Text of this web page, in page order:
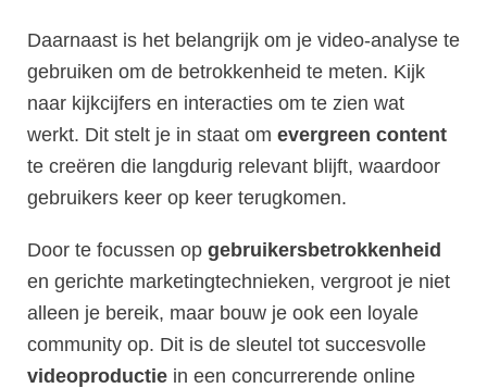
Daarnaast is het belangrijk om je video-analyse te
gebruiken om de betrokkenheid te meten. Kijk
naar kijkcijfers en interacties om te zien wat
werkt. Dit stelt je in staat om evergreen content
te creëren die langdurig relevant blijft, waardoor
gebruikers keer op keer terugkomen.
Door te focussen op gebruikersbetrokkenheid
en gerichte marketingtechnieken, vergroot je niet
alleen je bereik, maar bouw je ook een loyale
community op. Dit is de sleutel tot succesvolle
videoproductie in een concurrerende online